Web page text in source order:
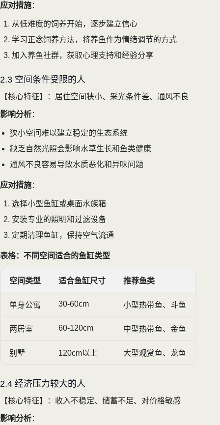
应对措施：
从低难度的饲养开始，逐步建立信心
学习正念饲养方法，将养鱼作为情绪调节的方式
加入养鱼社群，获取心理支持和经验分享
2.3 空间条件受限的人
【核心特征】：居住空间狭小、采光条件差、通风不良
影响分析：
狭小空间难以建立稳定的生态系统
缺乏自然光照会影响水草生长和鱼类健康
通风不良容易导致水质恶化和异味问题
应对措施：
选择小型鱼缸或桌面水族箱
安装专业的照明和过滤设备
定期清理鱼缸，保持空气流通
表格：不同空间适合的鱼缸类型
空间类型 适合鱼缸尺寸 推荐鱼类
单身公寓 30-60cm 小型热带鱼、斗鱼
两居室 60-120cm 中型热带鱼、金鱼
别墅 120cm以上 大型观赏鱼、龙鱼
2.4 经济压力较大的人
【核心特征】：收入不稳定、储蓄不足、对价格敏感
影响分析：